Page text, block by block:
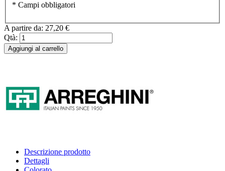
* Campi obbligatori
A partire da: 27,20 €
Qtà:
Aggiungi al carrello
Descrizione prodotto
Dettagli